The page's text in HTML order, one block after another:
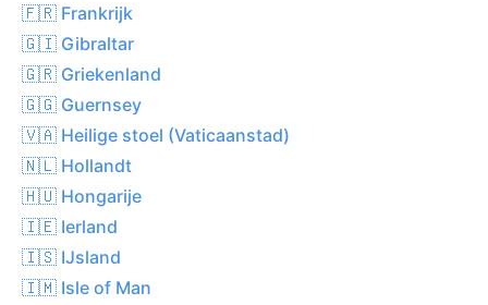
🇫🇷 Frankrijk
🇬🇮 Gibraltar
🇬🇷 Griekenland
🇬🇬 Guernsey
🇻🇦 Heilige stoel (Vaticaanstad)
🇳🇱 Hollandt
🇭🇺 Hongarije
🇮🇪 Ierland
🇮🇸 IJsland
🇮🇲 Isle of Man